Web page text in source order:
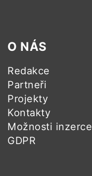
O NÁS
Redakce
Partneři
Projekty
Kontakty
Možnosti inzerce
GDPR